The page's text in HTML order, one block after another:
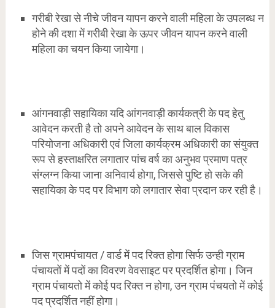
गरीबी रेखा से नीचे जीवन यापन करने वाली महिला के उपलब्ध न
होने की दशा में गरीबी रेखा के ऊपर जीवन यापन करने वाली
महिला का चयन किया जायेगा।
आंगनवाड़ी सहायिका यदि आंगनवाड़ी कार्यकत्री के पद हेतु
आवेदन करती है तो अपने आवेदन के साथ बाल विकास
परियोजना अधिकारी एवं जिला कार्यक्रम अधिकारी का संयुक्त
रूप से हस्ताक्षरित लगातार पांच वर्ष का अनुभव प्रमाण पत्र
संग्लग्न किया जाना अनिवार्य होगा, जिससे पुष्टि हो सके की
सहायिका के पद पर विभाग को लगातार सेवा प्रदान कर रही है।
जिस ग्रामपंचायत / वार्ड में पद रिक्त होगा सिर्फ उन्ही ग्राम
पंचायतों में पदों का विवरण वेवसाइट पर प्रदर्शित होगा। जिन
ग्राम पंचायतो में कोई पद रिक्त न होगा, उन ग्राम पंचयतो में कोई
पद प्रदर्शित नहीं होगा।